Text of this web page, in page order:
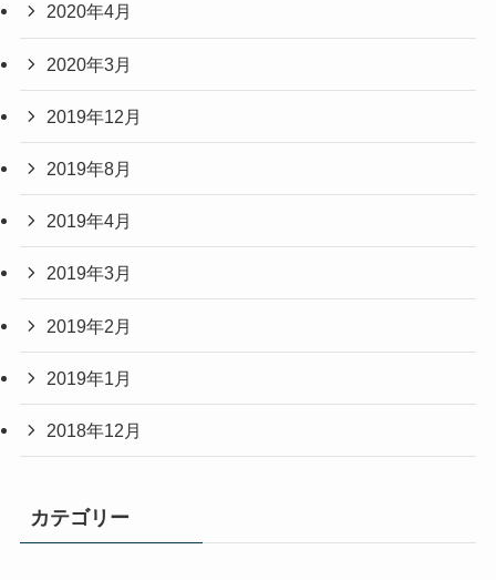
2020年4月
2020年3月
2019年12月
2019年8月
2019年4月
2019年3月
2019年2月
2019年1月
2018年12月
カテゴリー